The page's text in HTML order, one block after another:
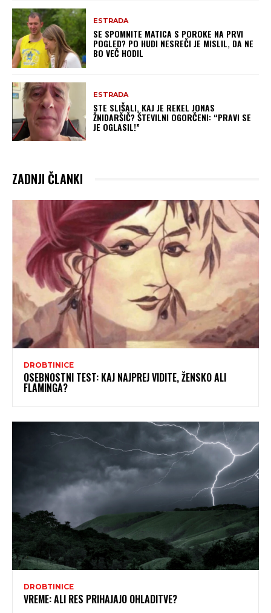
ESTRADA
SE SPOMNITE MATICA S POROKE NA PRVI
POGLED? PO HUDI NESREČI JE MISLIL, DA NE
BO VEČ HODIL
ESTRADA
STE SLIŠALI, KAJ JE REKEL JONAS
ŽNIDARŠIČ? ŠTEVILNI OGORČENI: “PRAVI SE
JE OGLASIL!”
ZADNJI ČLANKI
DROBTINICE
OSEBNOSTNI TEST: KAJ NAJPREJ VIDITE, ŽENSKO ALI
FLAMINGA?
DROBTINICE
VREME: ALI RES PRIHAJAJO OHLADITVE?